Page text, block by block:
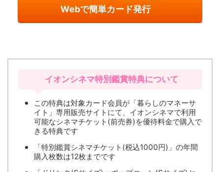
Webで簡単カード発行
イオンシネマ特別鑑賞特典について
この特典は対象カード会員が「暮らしのマネーサ
イト」専用販売サイトにて、イオンシネマで利用
可能なシネマチケット(前売券)を優待料金で購入で
きる特典です
「特別鑑賞シネマチケット(税込1000円)」の年間
購入枚数は12枚までです